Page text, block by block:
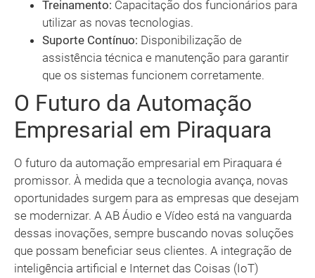
Treinamento: Capacitação dos funcionários para
utilizar as novas tecnologias.
Suporte Contínuo: Disponibilização de
assistência técnica e manutenção para garantir
que os sistemas funcionem corretamente.
O Futuro da Automação
Empresarial em Piraquara
O futuro da automação empresarial em Piraquara é
promissor. À medida que a tecnologia avança, novas
oportunidades surgem para as empresas que desejam
se modernizar. A AB Áudio e Vídeo está na vanguarda
dessas inovações, sempre buscando novas soluções
que possam beneficiar seus clientes. A integração de
inteligência artificial e Internet das Coisas (IoT)